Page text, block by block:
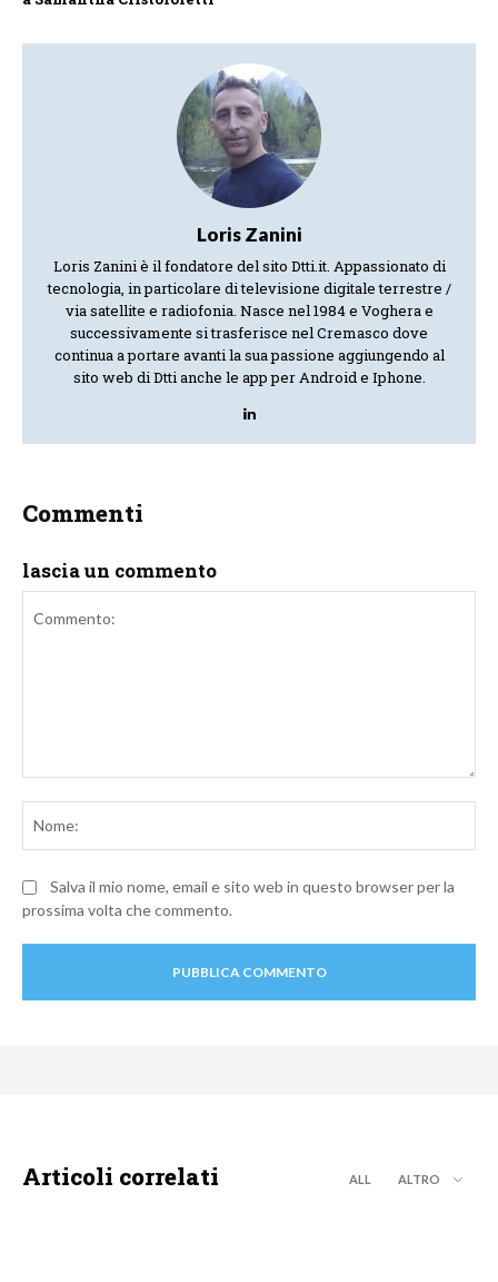
Loris Zanini
Loris Zanini è il fondatore del sito Dtti.it. Appassionato di
tecnologia, in particolare di televisione digitale terrestre /
via satellite e radiofonia. Nasce nel 1984 e Voghera e
successivamente si trasferisce nel Cremasco dove
continua a portare avanti la sua passione aggiungendo al
sito web di Dtti anche le app per Android e Iphone.
Commenti
lascia un commento
Salva il mio nome, email e sito web in questo browser per la
prossima volta che commento.
Articoli correlati ALL ALTRO